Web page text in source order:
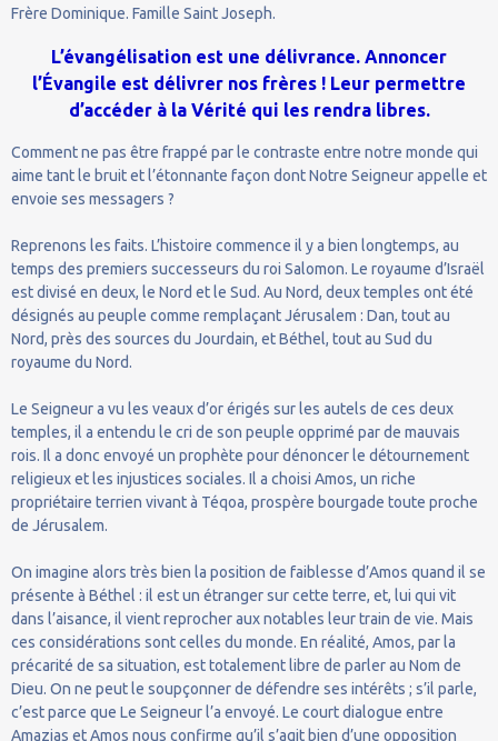
Frère Dominique. Famille Saint Joseph.
L’évangélisation est une délivrance. Annoncer
l’Évangile est délivrer nos frères ! Leur permettre
d’accéder à la Vérité qui les rendra libres.
Comment ne pas être frappé par le contraste entre notre monde qui
aime tant le bruit et l’étonnante façon dont Notre Seigneur appelle et
envoie ses messagers ?
Reprenons les faits. L’histoire commence il y a bien longtemps, au
temps des premiers successeurs du roi Salomon. Le royaume d’Israël
est divisé en deux, le Nord et le Sud. Au Nord, deux temples ont été
désignés au peuple comme remplaçant Jérusalem : Dan, tout au
Nord, près des sources du Jourdain, et Béthel, tout au Sud du
royaume du Nord.
Le Seigneur a vu les veaux d’or érigés sur les autels de ces deux
temples, il a entendu le cri de son peuple opprimé par de mauvais
rois. Il a donc envoyé un prophète pour dénoncer le détournement
religieux et les injustices sociales. Il a choisi Amos, un riche
propriétaire terrien vivant à Téqoa, prospère bourgade toute proche
de Jérusalem.
On imagine alors très bien la position de faiblesse d’Amos quand il se
présente à Béthel : il est un étranger sur cette terre, et, lui qui vit
dans l’aisance, il vient reprocher aux notables leur train de vie. Mais
ces considérations sont celles du monde. En réalité, Amos, par la
précarité de sa situation, est totalement libre de parler au Nom de
Dieu. On ne peut le soupçonner de défendre ses intérêts ; s’il parle,
c’est parce que Le Seigneur l’a envoyé. Le court dialogue entre
Amazias et Amos nous confirme qu’il s’agit bien d’une opposition